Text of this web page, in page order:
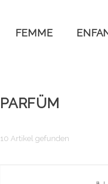
FEMME
PARFÜM
10 Artikel gefunden